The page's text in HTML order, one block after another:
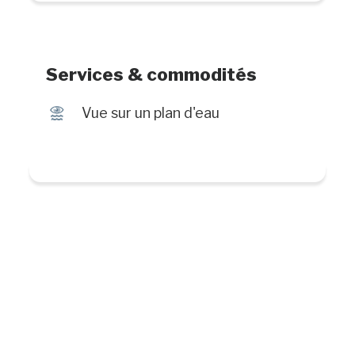
Services & commodités
Ï Vue sur un plan d'eau